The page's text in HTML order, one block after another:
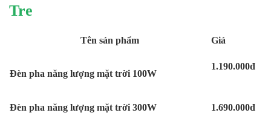
Tre
Tên sản phẩm Giá
Đèn pha năng lượng mặt trời 100W
1.190.000đ
Đèn pha năng lượng mặt trời 300W 1.690.000đ